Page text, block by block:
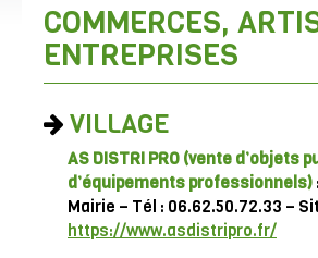
COMMERCES,
ENTREPRISES
VILLAGE
AS DISTRI PRO (vente d’objets
d’équipements professionnels)
Mairie – Tél : 06.62.50.72.33 –
https://www.asdistripro.fr/